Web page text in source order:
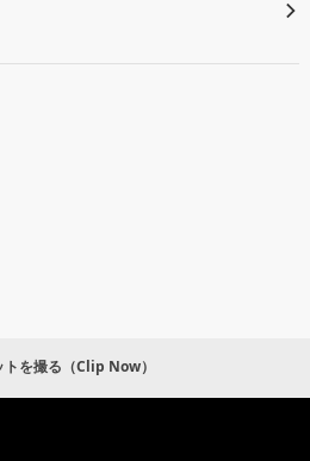
を撮る（Clip Now）